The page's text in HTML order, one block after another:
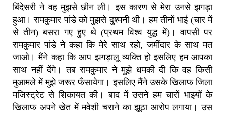
बिंदेसरी ने वह मुझसे छीन ली। इस कारण से मेरा उनसे झगड़ा
हुआ। रामकुमार पांडे को मुझसे दुश्मनी थी। हम तीनों भाई (चार में
से तीन) बसरा गए हुए थे (प्रथम विश्व युद्ध में)। वापसी पर
रामकुमार पांडे ने कहा कि मेरे साथ रहो, जमींदार के साथ मत
जाओ। मैंने कहा कि आप झगड़ालू व्यक्ति हो इसलिए हम आपका
साथ नहीं देंगे। तब रामकुमार ने मुझे धमकी दी कि वह किसी
मुआमले में मुझे जरूर फँसायेगा। इसलिए मैंने उसके खिलाफ जिला
मजिस्ट्रेट से शिकायत की। बाद में उसने हम चारों भाइयों के
खिलाफ अपने खेत में मवेशी चराने का झूठा आरोप लगाया। उस